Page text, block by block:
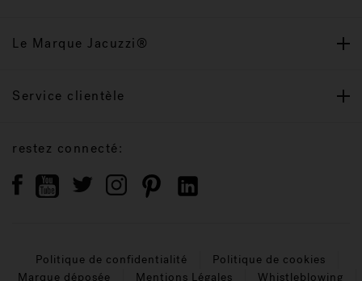
Le Marque Jacuzzi®
Service clientèle
restez connecté:
Politique de confidentialité
Politique de cookies
Marque déposée
Mentions Légales Whistleblowing